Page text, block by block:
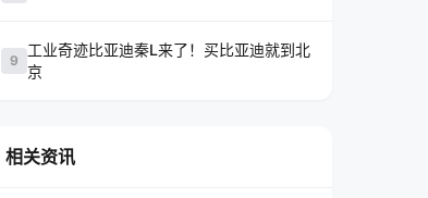
9
工业奇迹比亚迪秦L来了！买比亚迪就到北
京
相关资讯